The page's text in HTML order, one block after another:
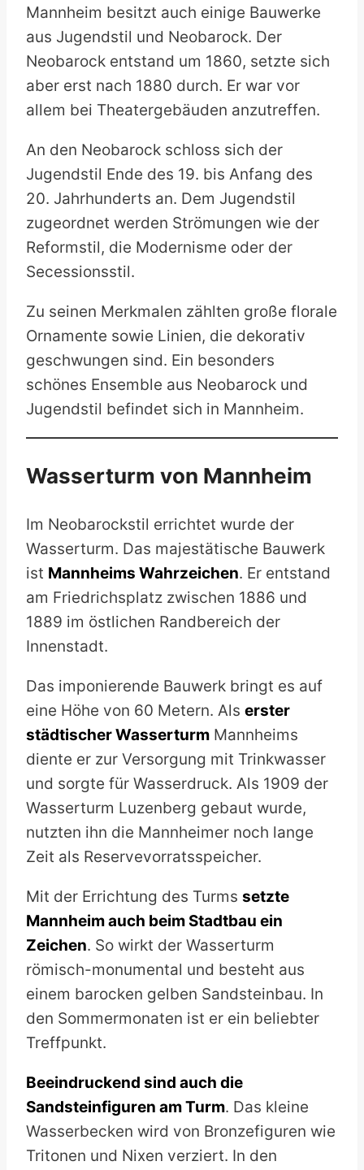
Mannheim besitzt auch einige Bauwerke
aus Jugendstil und Neobarock. Der
Neobarock entstand um 1860, setzte sich
aber erst nach 1880 durch. Er war vor
allem bei Theatergebäuden anzutreffen.
An den Neobarock schloss sich der
Jugendstil Ende des 19. bis Anfang des
20. Jahrhunderts an. Dem Jugendstil
zugeordnet werden Strömungen wie der
Reformstil, die Modernisme oder der
Secessionsstil.
Zu seinen Merkmalen zählten große florale
Ornamente sowie Linien, die dekorativ
geschwungen sind. Ein besonders
schönes Ensemble aus Neobarock und
Jugendstil befindet sich in Mannheim.
Wasserturm von Mannheim
Im Neobarockstil errichtet wurde der
Wasserturm. Das majestätische Bauwerk
ist Mannheims Wahrzeichen. Er entstand
am Friedrichsplatz zwischen 1886 und
1889 im östlichen Randbereich der
Innenstadt.
Das imponierende Bauwerk bringt es auf
eine Höhe von 60 Metern. Als erster
städtischer Wasserturm Mannheims
diente er zur Versorgung mit Trinkwasser
und sorgte für Wasserdruck. Als 1909 der
Wasserturm Luzenberg gebaut wurde,
nutzten ihn die Mannheimer noch lange
Zeit als Reservevorratsspeicher.
Mit der Errichtung des Turms setzte
Mannheim auch beim Stadtbau ein
Zeichen. So wirkt der Wasserturm
römisch-monumental und besteht aus
einem barocken gelben Sandsteinbau. In
den Sommermonaten ist er ein beliebter
Treffpunkt.
Beeindruckend sind auch die
Sandsteinfiguren am Turm. Das kleine
Wasserbecken wird von Bronzefiguren wie
Tritonen und Nixen verziert. In den